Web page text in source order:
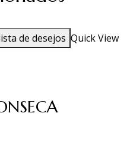
de desejos Quick View